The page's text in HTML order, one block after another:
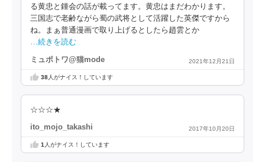
る黄忠と鍾会の話が載ってます。黄忠はまだわかります。
三国志で老齢ながら蜀の武将として活躍した英傑ですから
ね。まぁ普通漫画で取り上げるとしたら趙雲とか
…続きを読む
ミュポトワ@猫mode 2021年12月21日
38人がナイス！しています
☆☆☆★
ito_mojo_takashi 2017年10月20日
1人がナイス！しています